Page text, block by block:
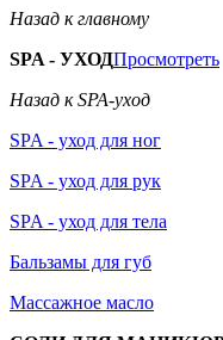
Назад к главному
SPA - УХОДПросмотреть
Назад к SPA-уход
SPA - уход для ног
SPA - уход для рук
SPA - уход для тела
Бальзамы для губ
Массажное масло